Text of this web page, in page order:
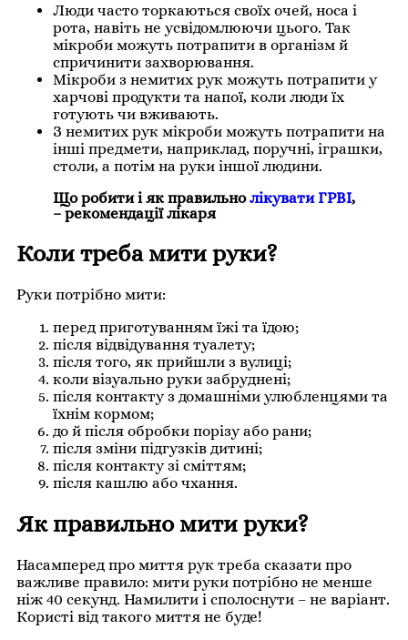
Люди часто торкаються своїх очей, носа і
рота, навіть не усвідомлюючи цього. Так
мікроби можуть потрапити в організм й
спричинити захворювання.
Мікроби з немитих рук можуть потрапити у
харчові продукти та напої, коли люди їх
готують чи вживають.
З немитих рук мікроби можуть потрапити на
інші предмети, наприклад, поручні, іграшки,
столи, а потім на руки іншої людини.
Що робити і як правильнолікувати ГРВІ,
– рекомендації лікаря
Коли треба мити руки?
Руки потрібно мити:
перед приготуванням їжі та їдою;
після відвідування туалету;
після того, як прийшли з вулиці;
коли візуально руки забруднені;
після контакту з домашніми улюбленцями та
їхнім кормом;
до й після обробки порізу або рани;
після зміни підгузків дитині;
після контакту зі сміттям;
після кашлю або чхання.
Як правильно мити руки?
Насамперед про миття рук треба сказати про
важливе правило: мити руки потрібно не менше
ніж 40 секунд. Намилити і сполоснути – не варіант.
Користі від такого миття не буде!